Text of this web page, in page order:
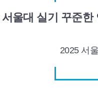
서울대 실기 꾸준한
2025 서